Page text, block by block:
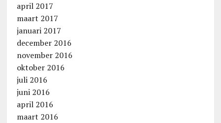
april 2017
maart 2017
januari 2017
december 2016
november 2016
oktober 2016
juli 2016
juni 2016
april 2016
maart 2016